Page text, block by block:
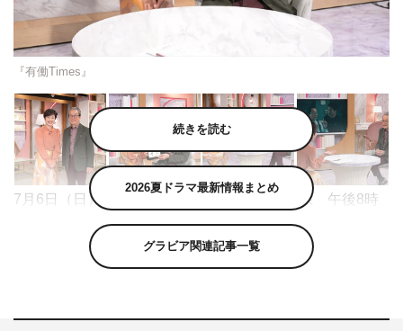
『有働Times』
7月6日（日）の『有働Times』（テレビ朝日系 午後8時
56分～10時30分）は、90分スペシャルで有働由美子キャ
スターによる深掘りインタビュー企画「レジェンド＆スタ
続きを読む
2026夏ドラマ最新情報まとめ
グラビア関連記事一覧